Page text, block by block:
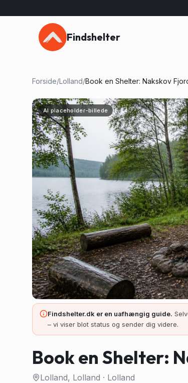
Findshelter
Forside/Lolland/Book en Shelter: Nakskov
AI placeholder-billede
Findshelter.dk er en uafhængig guide.
– vi viser blot status og sender dig videre.
Book en Shelter:
Lolland, Lolland · Lolland